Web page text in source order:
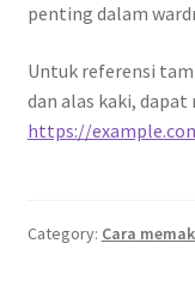
penting dalam
Untuk referensi
dan alas kaki,
https://
Category: Cara